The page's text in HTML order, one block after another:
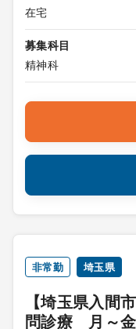
在宅
募集科目
精神科
非常勤 埼玉県
【埼玉県入間
問診療 月～